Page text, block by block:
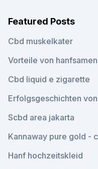
Featured Posts
Cbd muskelkater
Vorteile von
Cbd liquid e zigarette
Erfolgsgeschichten
Scbd area jakarta
Kannaway pure gold -
Hanf hochzeitskleid